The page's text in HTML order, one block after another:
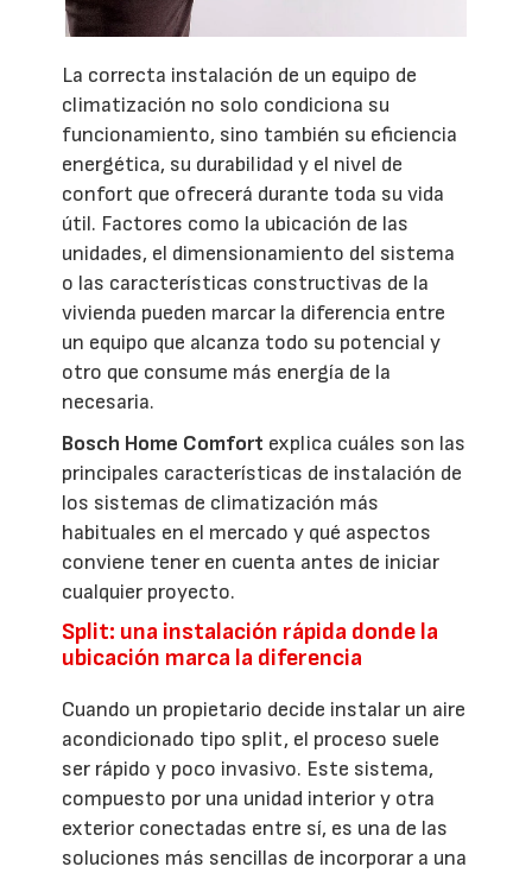
La correcta instalación de un equipo de
climatización no solo condiciona su
funcionamiento, sino también su eficiencia
energética, su durabilidad y el nivel de
confort que ofrecerá durante toda su vida
útil. Factores como la ubicación de las
unidades, el dimensionamiento del sistema
o las características constructivas de la
vivienda pueden marcar la diferencia entre
un equipo que alcanza todo su potencial y
otro que consume más energía de la
necesaria.
Bosch Home Comfort explica cuáles son las
principales características de instalación de
los sistemas de climatización más
habituales en el mercado y qué aspectos
conviene tener en cuenta antes de iniciar
cualquier proyecto.
Split: una instalación rápida donde la
ubicación marca la diferencia
Cuando un propietario decide instalar un aire
acondicionado tipo split, el proceso suele
ser rápido y poco invasivo. Este sistema,
compuesto por una unidad interior y otra
exterior conectadas entre sí, es una de las
soluciones más sencillas de incorporar a una